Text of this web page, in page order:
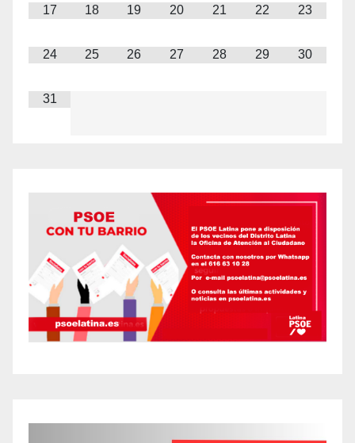
17 18 19 20 21 22 23
24 25 26 27 28 29 30
31